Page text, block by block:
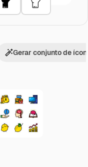
Gerar conjunto de